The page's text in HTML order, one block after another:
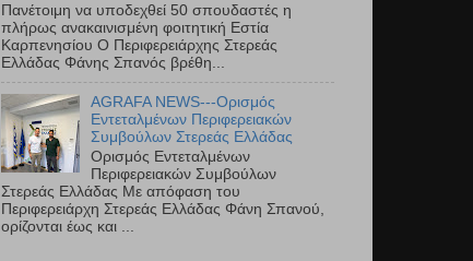
Πανέτοιμη να υποδεχθεί 50 σπουδαστές η
πλήρως ανακαινισμένη φοιτητική Εστία
Καρπενησίου Ο Περιφερειάρχης Στερεάς
Ελλάδας Φάνης Σπανός βρέθη...
AGRAFA NEWS---Ορισμός
Εντεταλμένων Περιφερειακών
Συμβούλων Στερεάς Ελλάδας
Ορισμός Εντεταλμένων
Περιφερειακών Συμβούλων
Στερεάς Ελλάδας Με απόφαση του
Περιφερειάρχη Στερεάς Ελλάδας Φάνη Σπανού,
ορίζονται έως και ...